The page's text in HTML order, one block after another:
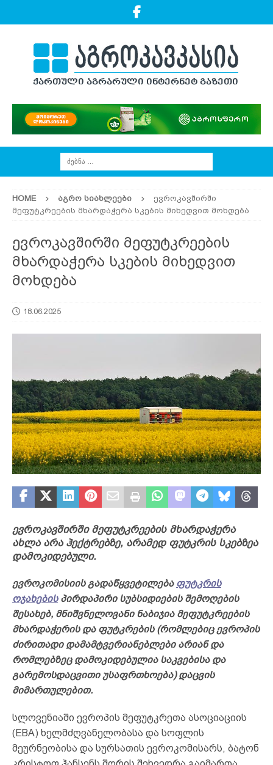
HOME ᲐᲒᲠᲝ ᲡᲘᲐᲮᲚᲔᲔᲑᲘ
ევროკავშირში
მეფუტკრეების მხარდაჭერა სკების მიხედვით მოხდება
ევროკავშირში მეფუტკრეების
მხარდაჭერა სკების მიხედვით
მოხდება
18.06.2025
ევროკავშირში მეფუტკრეების მხარდაჭერა
ახლა არა ჰექტრებზე, არამედ ფუტკრის სკებზეა
დამოკიდებული.
ევროკომისიის გადაწყვეტილება ფუტკრის
ოჯახებისპირდაპირი სუბსიდიების შემოღების
შესახებ, მნიშვნელოვანი ნაბიჯია მეფუტკრეების
მხარდაჭერის და ფუტკრების (რომლებიც ევროპის
ძირითადი დამამტვერიანებლები არიან და
რომლებზეც დამოკიდებულია საკვებისა და
გარემოსდაცვითი უსაფრთხოება) დაცვის
მიმართულებით.
სლოვენიაში ევროპის მეფუტკრეთა ასოციაციის
(EBA) ხელმძღვანელობასა და სოფლის
მეურნეობისა და სურსათის ევროკომისარს, ბატონ